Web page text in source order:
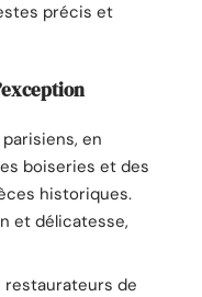
précis et
en
boiseries et des
historiques.
et délicatesse,
restaurateurs de